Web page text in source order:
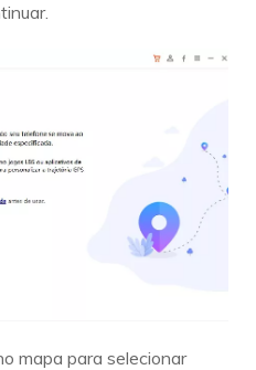
mapa para selecionar